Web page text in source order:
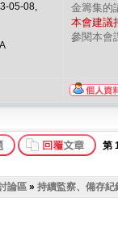
05-08,
金籌集的
本會建議
參閱本會
第
論區 » 持續監察、備存